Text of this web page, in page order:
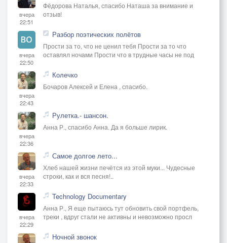
вчера
22:51
Фёдорова Наталья, спасибо Наташа за внимание и
отзыв!
вчера
22:50
Разбор поэтических полётов
Прости за то, что не ценил тебя Прости за то что
оставлял ночами Прости что в трудные часы не под
вчера
22:43
Колечко
Бочаров Алексей и Елена , спасибо.
вчера
22:36
Рулетка.- шансон.
Анна Р., спасибо Анна. Да я больше лирик.
вчера
22:33
Самое долгое лето...
Хлеб нашей жизни печётся из этой муки... Чудесные
строки, как и вся песня!..
вчера
22:29
Technology Documentary
Анна Р., Я еще пытаюсь тут обновить свой портфель,
треки , вдруг стали не активны и невозможно просл
Ночной звонок